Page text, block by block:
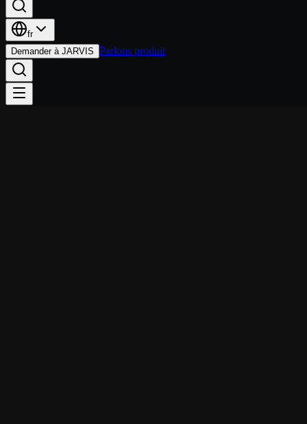
fr
Demander à JARVIS Parlons produit